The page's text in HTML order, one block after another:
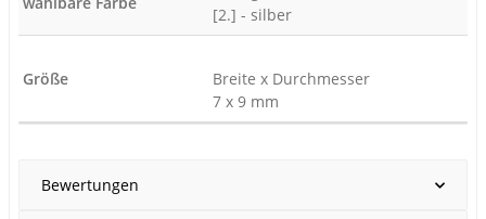
[2.] - silber
Größe
Breite x Durchmesser
7 x 9 mm
Bewertungen